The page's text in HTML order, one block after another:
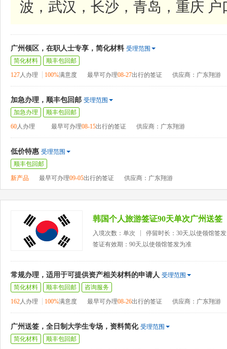
波，武汉，长沙，青岛，重庆
广州领区，在职人士专享，简化材料 受理范围
简化材料
顺丰包回邮
127人办理 100%满意度 最早可办理08-27出行的签证 供应商：广东翔游
加急办理，顺丰包回邮 受理范围
加急办理
顺丰包回邮
60人办理 最早可办理08-15出行的签证 供应商：广东翔游
低价特惠 受理范围
顺丰包回邮
新产品
最早可办理09-05出行的签证 供应商：广东翔游
韩国个人旅游签证90天单次广州送签
入境次数：单次
停留时长：30天,以使领馆签
签证有效期：90天,以使领馆签发为准
常规办理，适用于可提供资产相关材料的申请人 受理范围
简化材料
顺丰包回邮
咨询服务
162人办理 100%满意度 最早可办理08-26出行的签证 供应商：广东翔游
广州送签，全日制大学生专场，资料简化 受理范围
简化材料
顺丰包回邮